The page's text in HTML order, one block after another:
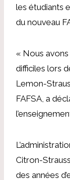
les étudiants
du nouveau
« Nous
difficiles lors
Lemon-
FAFSA, a
Citron-Strauss
des années